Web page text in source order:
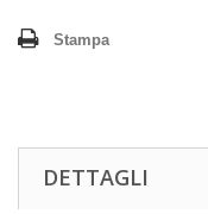
Stampa
DETTAGLI